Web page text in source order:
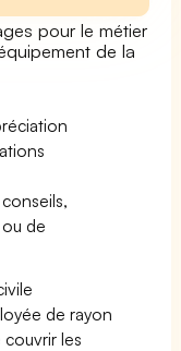
pour le métier
de la
de
de rayon
les